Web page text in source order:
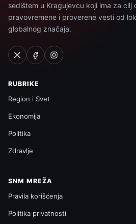
sedištem u Kragujevcu koji ima za cilj
pravovremene i proverene vesti od
globalnog značaja.
RUBRIKE
Region i Svet
Ekonomija
Politika
Zdravlje
SNM MREŽA
Pravila korišćenja
Politika privatnosti